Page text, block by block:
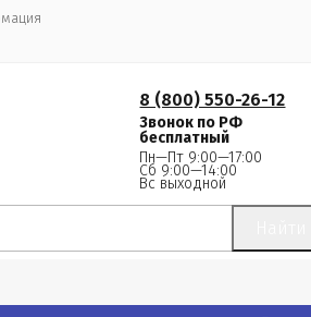
8 (800) 550-26-12
Звонок по РФ
бесплатный
Пн—Пт 9:00—17:00
Сб 9:00—14:00
Вс выходной